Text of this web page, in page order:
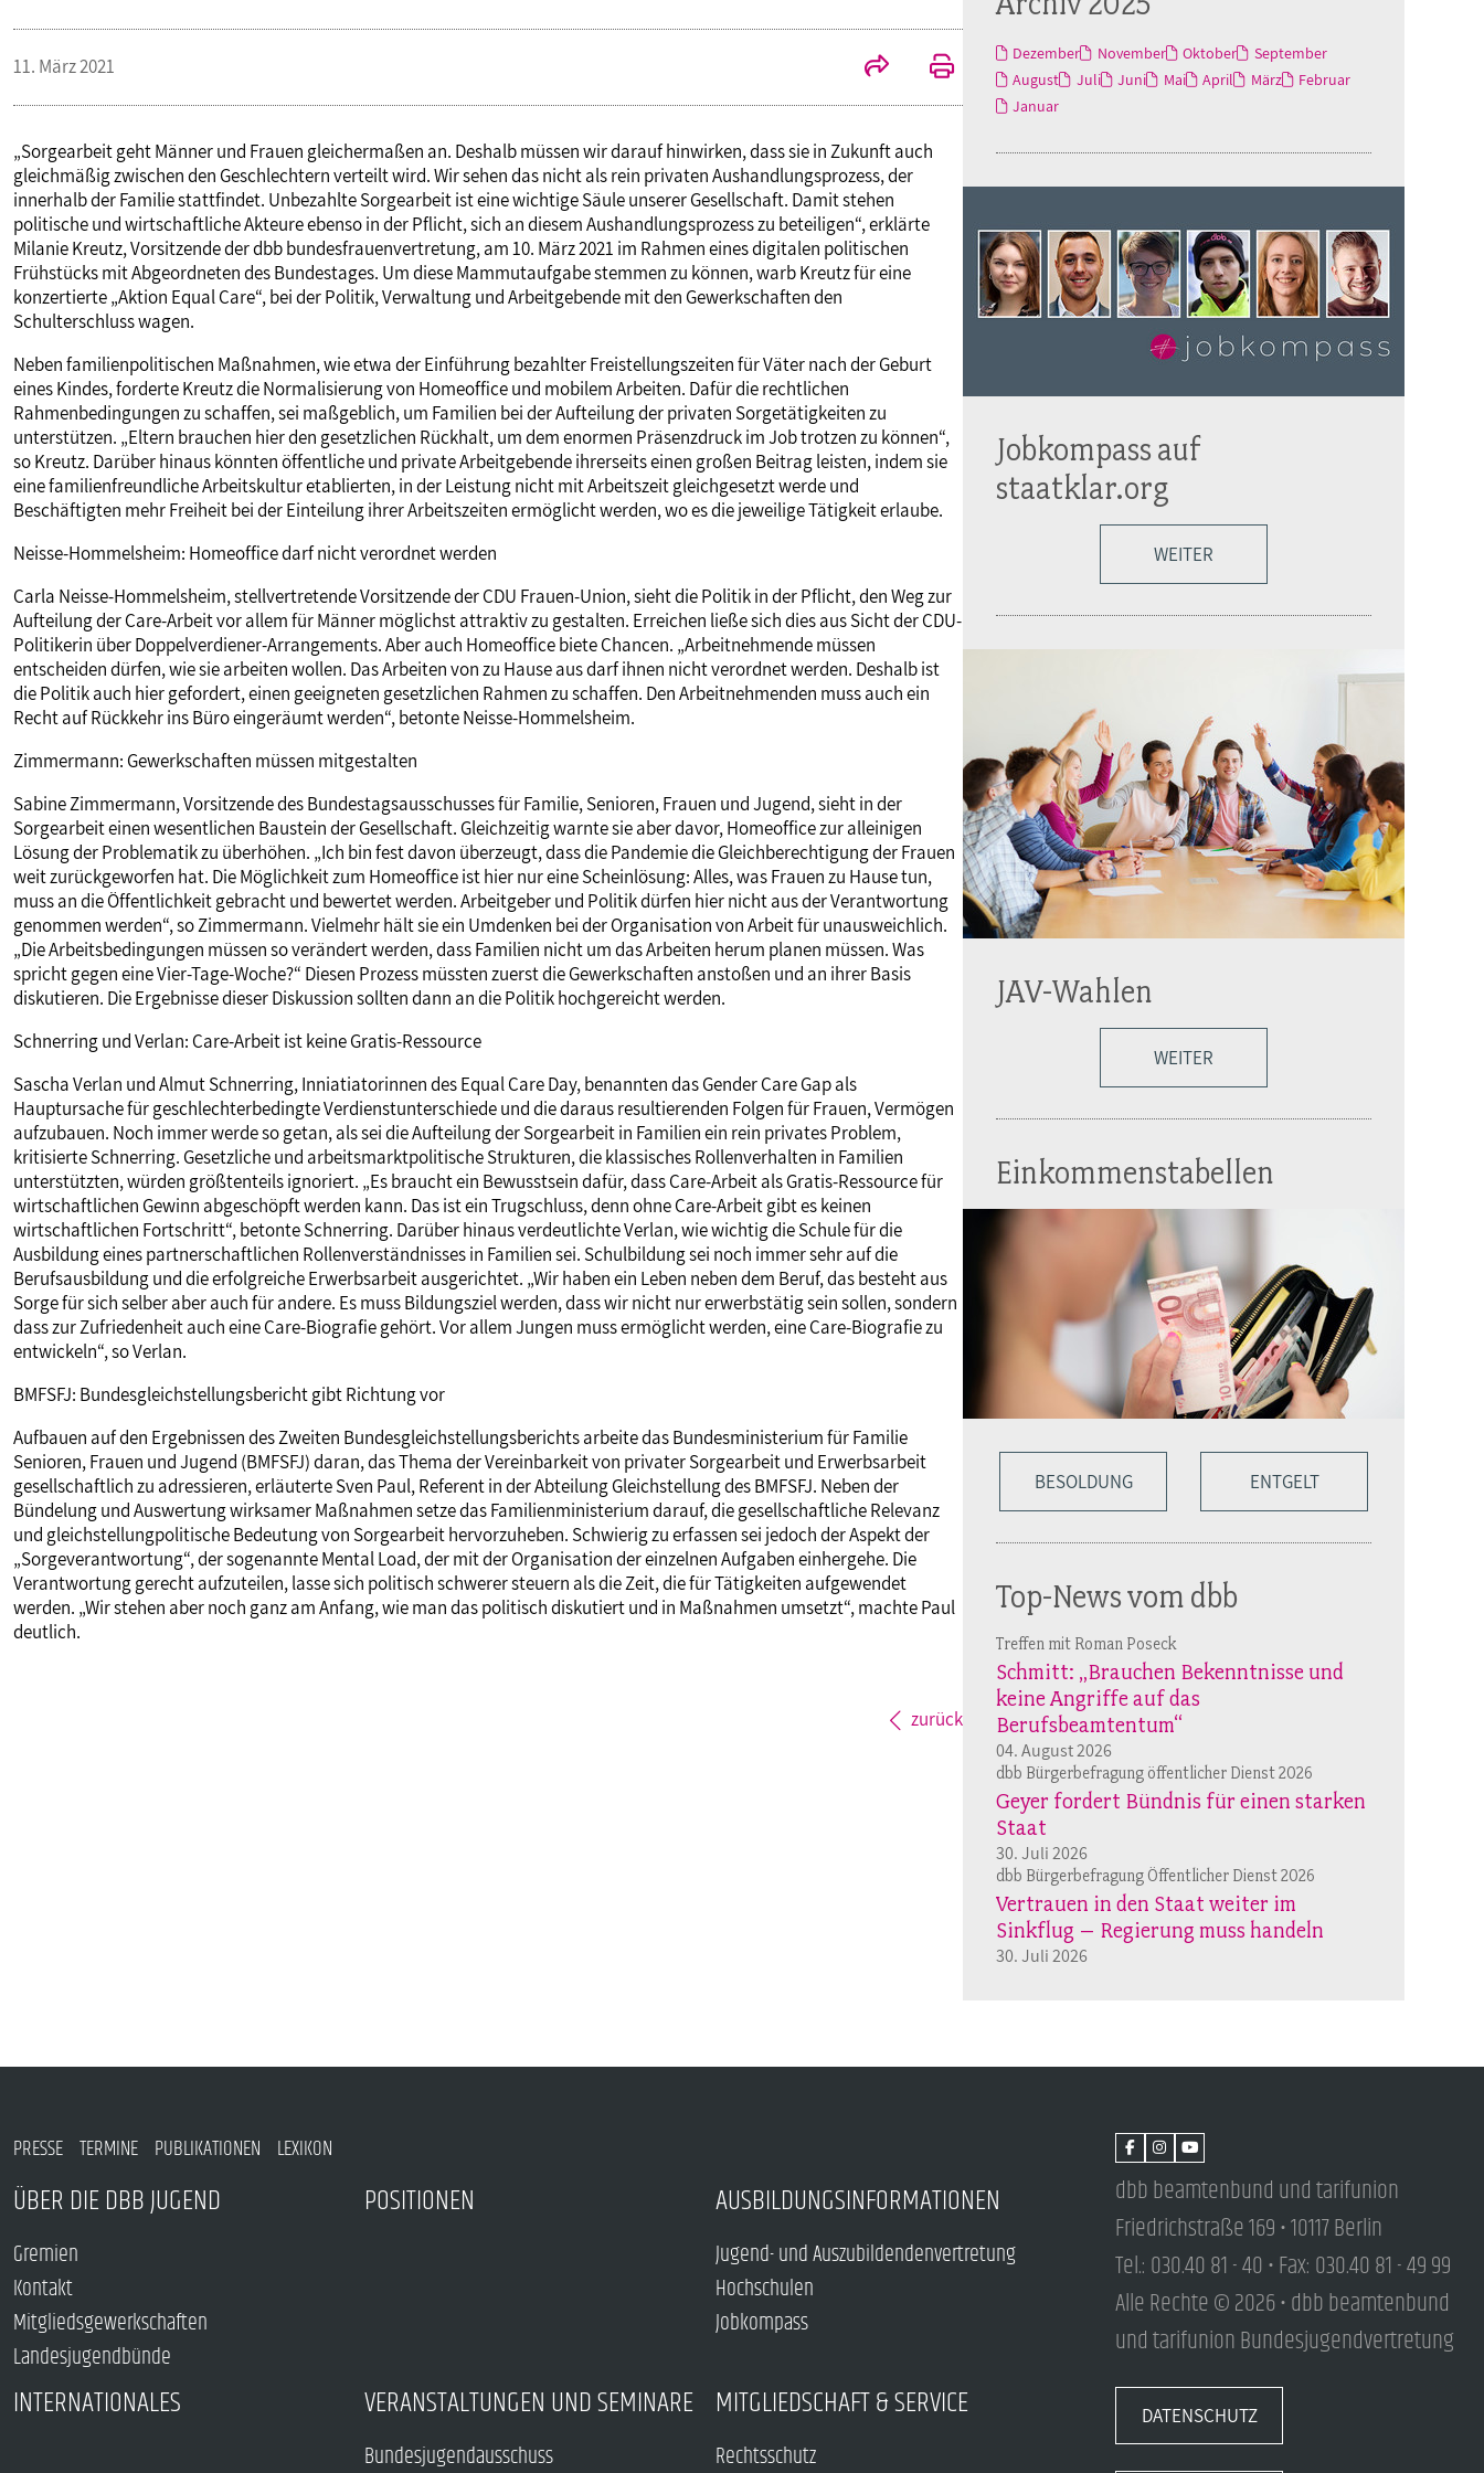
Landesjugendbünde
VERANSTALTUNGEN UND SEMINARE
Parlamentarisches Sommerfest
MITGLIEDSCHAFT & SERVICE
Akademie
Verlag
11. März 2021
„Sorgearbeit geht Männer und Frauen gleichermaßen an. Deshalb müssen wir darauf hinwirken, dass sie in Zukunft auch
gleichmäßig zwischen den Geschlechtern verteilt wird. Wir sehen das nicht als rein privaten Aushandlungsprozess, der
innerhalb der Familie stattfindet. Unbezahlte Sorgearbeit ist eine wichtige Säule unserer Gesellschaft. Damit stehen
politische und wirtschaftliche Akteure ebenso in der Pflicht, sich an diesem Aushandlungsprozess zu beteiligen“, erklärte
Milanie Kreutz, Vorsitzende der dbb bundesfrauenvertretung, am 10. März 2021 im Rahmen eines digitalen politischen
Frühstücks mit Abgeordneten des Bundestages. Um diese Mammutaufgabe stemmen zu können, warb Kreutz für eine
konzertierte „Aktion Equal Care“, bei der Politik, Verwaltung und Arbeitgebende mit den Gewerkschaften den
Schulterschluss wagen.
Neben familienpolitischen Maßnahmen, wie etwa der Einführung bezahlter Freistellungszeiten für Väter nach der Geburt
eines Kindes, forderte Kreutz die Normalisierung von Homeoffice und mobilem Arbeiten. Dafür die rechtlichen
Rahmenbedingungen zu schaffen, sei maßgeblich, um Familien bei der Aufteilung der privaten Sorgetätigkeiten zu
unterstützen. „Eltern brauchen hier den gesetzlichen Rückhalt, um dem enormen Präsenzdruck im Job trotzen zu können“,
so Kreutz. Darüber hinaus könnten öffentliche und private Arbeitgebende ihrerseits einen großen Beitrag leisten, indem sie
eine familienfreundliche Arbeitskultur etablierten, in der Leistung nicht mit Arbeitszeit gleichgesetzt werde und
Beschäftigten mehr Freiheit bei der Einteilung ihrer Arbeitszeiten ermöglicht werden, wo es die jeweilige Tätigkeit erlaube.
Neisse-Hommelsheim: Homeoffice darf nicht verordnet werden
Carla Neisse-Hommelsheim, stellvertretende Vorsitzende der CDU Frauen-Union, sieht die Politik in der Pflicht, den Weg zur
Aufteilung der Care-Arbeit vor allem für Männer möglichst attraktiv zu gestalten. Erreichen ließe sich dies aus Sicht der CDU-
Politikerin über Doppelverdiener-Arrangements. Aber auch Homeoffice biete Chancen. „Arbeitnehmende müssen
entscheiden dürfen, wie sie arbeiten wollen. Das Arbeiten von zu Hause aus darf ihnen nicht verordnet werden. Deshalb ist
die Politik auch hier gefordert, einen geeigneten gesetzlichen Rahmen zu schaffen. Den Arbeitnehmenden muss auch ein
Recht auf Rückkehr ins Büro eingeräumt werden“, betonte Neisse-Hommelsheim.
Zimmermann: Gewerkschaften müssen mitgestalten
Sabine Zimmermann, Vorsitzende des Bundestagsausschusses für Familie, Senioren, Frauen und Jugend, sieht in der
Sorgearbeit einen wesentlichen Baustein der Gesellschaft. Gleichzeitig warnte sie aber davor, Homeoffice zur alleinigen
Lösung der Problematik zu überhöhen. „Ich bin fest davon überzeugt, dass die Pandemie die Gleichberechtigung der Frauen
weit zurückgeworfen hat. Die Möglichkeit zum Homeoffice ist hier nur eine Scheinlösung: Alles, was Frauen zu Hause tun,
muss an die Öffentlichkeit gebracht und bewertet werden. Arbeitgeber und Politik dürfen hier nicht aus der Verantwortung
genommen werden“, so Zimmermann. Vielmehr hält sie ein Umdenken bei der Organisation von Arbeit für unausweichlich.
„Die Arbeitsbedingungen müssen so verändert werden, dass Familien nicht um das Arbeiten herum planen müssen. Was
spricht gegen eine Vier-Tage-Woche?“ Diesen Prozess müssten zuerst die Gewerkschaften anstoßen und an ihrer Basis
diskutieren. Die Ergebnisse dieser Diskussion sollten dann an die Politik hochgereicht werden.
Schnerring und Verlan: Care-Arbeit ist keine Gratis-Ressource
Sascha Verlan und Almut Schnerring, Inniatiatorinnen des Equal Care Day, benannten das Gender Care Gap als
Hauptursache für geschlechterbedingte Verdienstunterschiede und die daraus resultierenden Folgen für Frauen, Vermögen
aufzubauen. Noch immer werde so getan, als sei die Aufteilung der Sorgearbeit in Familien ein rein privates Problem,
kritisierte Schnerring. Gesetzliche und arbeitsmarktpolitische Strukturen, die klassisches Rollenverhalten in Familien
unterstützten, würden größtenteils ignoriert. „Es braucht ein Bewusstsein dafür, dass Care-Arbeit als Gratis-Ressource für
wirtschaftlichen Gewinn abgeschöpft werden kann. Das ist ein Trugschluss, denn ohne Care-Arbeit gibt es keinen
wirtschaftlichen Fortschritt“, betonte Schnerring. Darüber hinaus verdeutlichte Verlan, wie wichtig die Schule für die
Ausbildung eines partnerschaftlichen Rollenverständnisses in Familien sei. Schulbildung sei noch immer sehr auf die
Berufsausbildung und die erfolgreiche Erwerbsarbeit ausgerichtet. „Wir haben ein Leben neben dem Beruf, das besteht aus
Sorge für sich selber aber auch für andere. Es muss Bildungsziel werden, dass wir nicht nur erwerbstätig sein sollen, sondern
dass zur Zufriedenheit auch eine Care-Biografie gehört. Vor allem Jungen muss ermöglicht werden, eine Care-Biografie zu
entwickeln“, so Verlan.
BMFSFJ: Bundesgleichstellungsbericht gibt Richtung vor
Aufbauen auf den Ergebnissen des Zweiten Bundesgleichstellungsberichts arbeite das Bundesministerium für Familie
Senioren, Frauen und Jugend (BMFSFJ) daran, das Thema der Vereinbarkeit von privater Sorgearbeit und Erwerbsarbeit
gesellschaftlich zu adressieren, erläuterte Sven Paul, Referent in der Abteilung Gleichstellung des BMFSFJ. Neben der
Bündelung und Auswertung wirksamer Maßnahmen setze das Familienministerium darauf, die gesellschaftliche Relevanz
und gleichstellungpolitische Bedeutung von Sorgearbeit hervorzuheben. Schwierig zu erfassen sei jedoch der Aspekt der
„Sorgeverantwortung“, der sogenannte Mental Load, der mit der Organisation der einzelnen Aufgaben einhergehe. Die
Verantwortung gerecht aufzuteilen, lasse sich politisch schwerer steuern als die Zeit, die für Tätigkeiten aufgewendet
werden. „Wir stehen aber noch ganz am Anfang, wie man das politisch diskutiert und in Maßnahmen umsetzt“, machte Paul
deutlich.
zurück
Dezember November Oktober
September
August
Juli Juni Mai April März
Februar
Januar
Jobkompass auf
staatklar.org
WEITER
JAV-Wahlen
WEITER
Einkommenstabellen
BESOLDUNG ENTGELT
Top-News vom dbb
Treffen mit Roman Poseck
Schmitt: „Brauchen Bekenntnisse und
keine Angriffe auf das
Berufsbeamtentum“
04. August 2026
dbb Bürgerbefragung öffentlicher Dienst 2026
Geyer fordert Bündnis für einen starken
Staat
30. Juli 2026
dbb Bürgerbefragung Öffentlicher Dienst 2026
Vertrauen in den Staat weiter im
Sinkflug – Regierung muss handeln
30. Juli 2026
PRESSE TERMINE PUBLIKATIONEN LEXIKON
ÜBER DIE DBB JUGEND
Gremien
Kontakt
Mitgliedsgewerkschaften
Landesjugendbünde
POSITIONEN AUSBILDUNGSINFORMATIONEN
Jugend- und Auszubildendenvertretung
Hochschulen
Jobkompass
INTERNATIONALES VERANSTALTUNGEN UND SEMINARE
Bundesjugendausschuss
MITGLIEDSCHAFT & SERVICE
Rechtsschutz
dbb beamtenbund und tarifunion
Friedrichstraße 169 • 10117 Berlin
Tel.: 030.40 81 - 40 • Fax: 030.40 81 - 49 99
Alle Rechte © 2026 • dbb beamtenbund
und tarifunion Bundesjugendvertretung
DATENSCHUTZ